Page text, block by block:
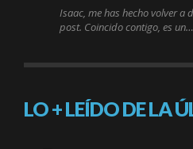
Isaac, me has hecho volver a
post. Coincido contigo, es un…
LO + LEÍDO DE LA